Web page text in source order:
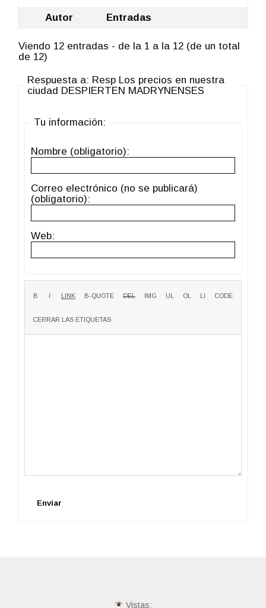
Autor Entradas
Viendo 12 entradas - de la 1 a la 12 (de un total
de 12)
Respuesta a: Resp Los precios en nuestra
ciudad DESPIERTEN MADRYNENSES
Tu información:
Nombre (obligatorio):
Correo electrónico (no se publicará)
(obligatorio):
Web:
Enviar
Vistas: